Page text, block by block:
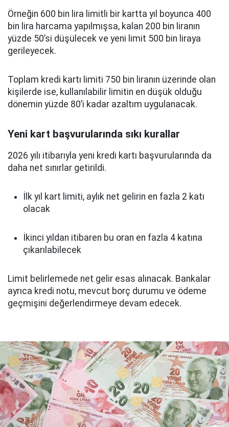
Örneğin 600 bin lira limitli bir kartta yıl boyunca 400
bin lira harcama yapılmışsa, kalan 200 bin liranın
yüzde 50’si düşülecek ve yeni limit 500 bin liraya
gerileyecek.
Toplam kredi kartı limiti 750 bin liranın üzerinde olan
kişilerde ise, kullanılabilir limitin en düşük olduğu
dönemin yüzde 80’i kadar azaltım uygulanacak.
Yeni kart başvurularında sıkı kurallar
2026 yılı itibarıyla yeni kredi kartı başvurularında da
daha net sınırlar getirildi.
İlk yıl kart limiti, aylık net gelirin en fazla 2 katı
olacak
İkinci yıldan itibaren bu oran en fazla 4 katına
çıkarılabilecek
Limit belirlemede net gelir esas alınacak. Bankalar
ayrıca kredi notu, mevcut borç durumu ve ödeme
geçmişini değerlendirmeye devam edecek.